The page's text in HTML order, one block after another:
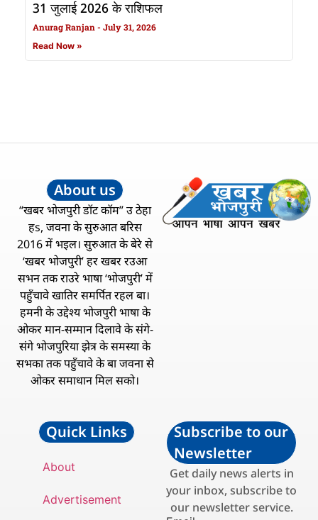
31 जुलाई 2026 के राशिफल
Anurag Ranjan July 31, 2026
Read Now »
About us
“खबर भोजपुरी डॉट कॉम” उ ठेहा
हs, जवना के सुरुआत बरिस
2016 में भइल। सुरुआत के बेरे से
‘खबर भोजपुरी’ हर खबर रउआ
सभन तक राउरे भाषा ‘भोजपुरी’ में
पहुँचावे खातिर समर्पित रहल बा।
हमनी के उद्देश्य भोजपुरी भाषा के
ओकर मान-सम्मान दिलावे के संगे-
संगे भोजपुरिया झेत्र के समस्या के
सभका तक पहुँचावे के बा जवना से
ओकर समाधान मिल सको।
Quick Links
About
Advertisement
Subscribe to our
Newsletter
Get daily news alerts in
your inbox, subscribe to
our newsletter service.